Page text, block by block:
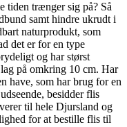
tiden trænger sig på? Så
samt hindre ukrudt i
naturprodukt, som
det er for en type
og har størst
på omkring 10 cm. Har
have, som har brug for en
besidder flis
til hele Djursland og
for at bestille flis til